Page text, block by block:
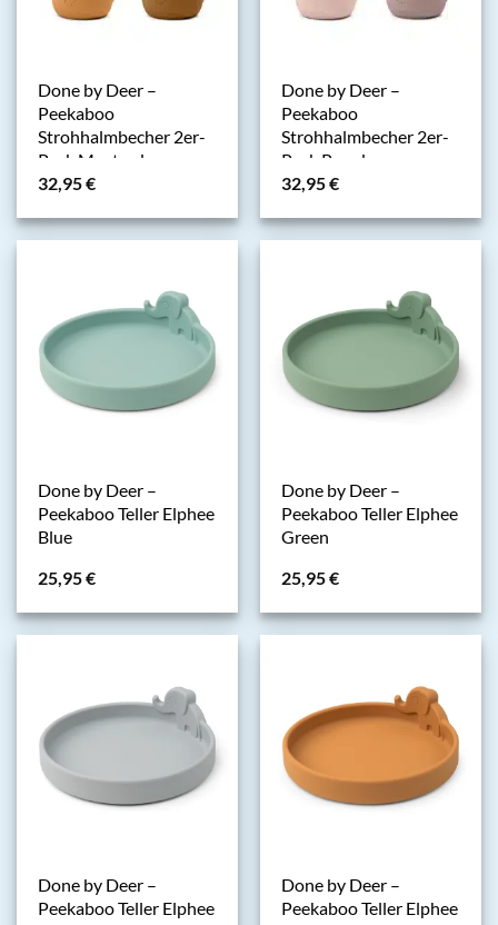
Done by Deer –
Peekaboo
Strohhalmbecher 2er-
Pack Mustard
32,95€
Done by Deer –
Peekaboo
Strohhalmbecher 2er-
Pack Powder
32,95€
Done by Deer –
Peekaboo Teller Elphee
Blue
25,95€
Done by Deer –
Peekaboo Teller Elphee
Green
25,95€
Done by Deer –
Peekaboo Teller Elphee
Done by Deer –
Peekaboo Teller Elphee